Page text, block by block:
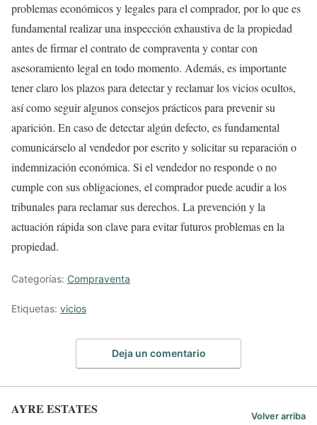
problemas económicos y legales para el comprador, por lo que es
fundamental realizar una inspección exhaustiva de la propiedad
antes de firmar el contrato de compraventa y contar con
asesoramiento legal en todo momento. Además, es importante
tener claro los plazos para detectar y reclamar los vicios ocultos,
así como seguir algunos consejos prácticos para prevenir su
aparición. En caso de detectar algún defecto, es fundamental
comunicárselo al vendedor por escrito y solicitar su reparación o
indemnización económica. Si el vendedor no responde o no
cumple con sus obligaciones, el comprador puede acudir a los
tribunales para reclamar sus derechos. La prevención y la
actuación rápida son clave para evitar futuros problemas en la
propiedad.
Categorías: Compraventa
Etiquetas: vicios
Deja un comentario
AYRE ESTATES Volver arriba